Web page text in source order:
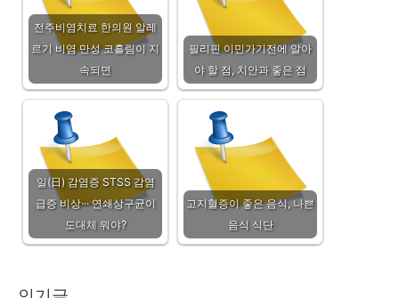
전주비염치료 한의원 알레
르기 비염 만성 코흘림이 지
속되면
필리핀 이민가기전에 알아
야 할 점, 치안과 좋은 점
일(日) 감염증 STSS 감염
급증 비상··· 연쇄상구균이
도대체 뭐야?
고지혈증이 좋은 음식, 나쁜
음식 식단